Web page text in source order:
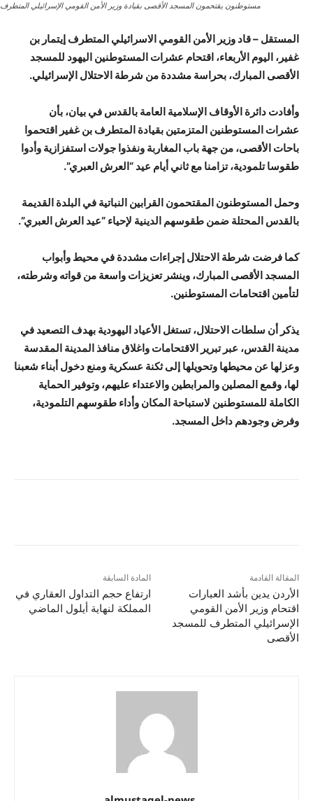
مستوطنون يقتحمون المسجد الأقصى بقيادة وزير الأمن القومي الإسرائيلي المتطرف
المستقل – قاد وزير الأمن القومي الاسرائيلي المتطرف إيتمار بن
غفير، اليوم الأربعاء، اقتحام عشرات المستوطنين اليهود للمسجد
الأقصى المبارك، بحراسة مشددة من شرطة الاحتلال الإسرائيلي.
وأفادت دائرة الأوقاف الإسلامية العامة بالقدس في بيان، بأن
عشرات المستوطنين المتزمتين بقيادة المتطرف بن غفير اقتحموا
باحات الأقصى، من جهة باب المغاربة ونفذوا جولات استفزازية وأدوا
طقوسا تلمودية، تزامنا مع ثاني أيام عيد “العرش العبري”.
وحمل المستوطنون المقتحمون القرابين النباتية في البلدة القديمة
بالقدس المحتلة ضمن طقوسهم الدينية لإحياء “عيد العرش العبري”.
كما فرضت شرطة الاحتلال إجراءات مشددة في محيط وأبواب
المسجد الأقصى المبارك، وينشر تعزيزات واسعة من قواته وشرطته،
لتأمين اقتحامات المستوطنين.
يذكر أن سلطات الاحتلال، تستغل الأعياد اليهودية بهدف التصعيد في
مدينة القدس، عبر تبرير الاقتحامات واغلاق منافذ المدينة المقدسة
وعزلها عن محيطها وتحويلها إلى ثكنة عسكرية ومنع دخول أبناء شعبنا
لها، وقمع المصلين والمرابطين والاعتداء عليهم، وتوفير الحماية
الكاملة للمستوطنين لاستباحة المكان وأداء طقوسهم التلمودية،
وفرض وجودهم داخل المسجد.
المادة السابقة
ارتفاع حجم التداول العقاري في
المملكة لنهاية أيلول الماضي
المقالة القادمة
الأردن يدين بأشد العبارات
اقتحام وزير الأمن القومي
الإسرائيلي المتطرف للمسجد
الأقصى